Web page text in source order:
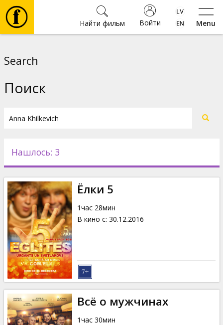
Menu
Войти
Найти фильм
Новости
Подарки
Кинозакуски
B2B
Клуб
Search
Поиск
Нашлось: 3
Ёлки 5
1час 28мин
В кино с: 30.12.2016
Всё о мужчинах
1час 30мин